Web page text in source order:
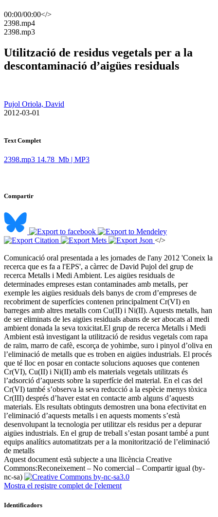
00:00/00:00</>
​2398.mp4
​2398.mp3
Utilització de residus vegetals per a la
descontaminació d’aigües residuals
Pujol Oriola, David
​ 2012-03-01
Text Complet
2398.mp3 14.78 Mb | MP3
Compartir
</>
Comunicació oral presentada a les jornades de l'any 2012 'Coneix la
recerca que es fa a l'EPS', a càrrec de David Pujol del grup de
recerca Metalls i Medi Ambient. Les aigües residuals de
determinades empreses estan contaminades amb metalls, per
exemple les aigües residuals dels banys de crom d’empreses de
recobriment de superfícies contenen principalment Cr(VI) en
barreges amb altres metalls com Cu(II) i Ni(II). Aquests metalls, han
de ser eliminats de les aigües residuals abans de ser abocats al medi
ambient donada la seva toxicitat.El grup de recerca Metalls i Medi
Ambient està investigant la utilització de residus vegetals com rapa
de raïm, marro de cafè, escorça de yohimbe, suro i pinyol d’oliva en
l’eliminació de metalls que es troben en aigües industrials. El procés
que té lloc en posar en contacte solucions aquoses que contenen
Cr(VI), Cu(II) i Ni(II) amb els materials vegetals utilitzats és
l’adsorció d’aquests sobre la superfície del material. En el cas del
Cr(VI) també s’observa la seva reducció a la espècie menys tòxica
Cr(III) després d’haver estat en contacte amb alguns d’aquests
materials. Els resultats obtinguts demostren una bona efectivitat en
l’eliminació d’aquests metalls i en aquests moments s’està
desenvolupant la tecnologia per utilitzar els residus per a depurar
aigües industrials. En el grup de treball s’estan posant també a punt
equips analítics automatitzats per a la monitorització de l’eliminació
de metalls ​
Aquest document està subjecte a una llicència Creative
Commons:Reconeixement – No comercial – Compartir igual (by-
nc-sa)
Mostra el registre complet de l'element
Identificadors